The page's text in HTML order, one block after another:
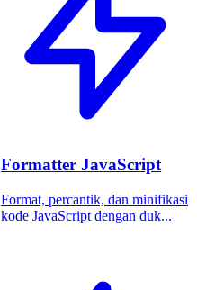
Formatter JavaScript
Format, percantik, dan minifikasi
kode JavaScript dengan duk...